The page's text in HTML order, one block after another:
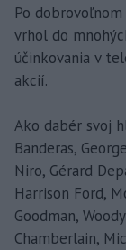
Po
vrhol do
účinkovania v
akcií.
Ako dabér svoj
Banderas,
Niro, Gérard
Harrison Ford,
Goodman,
Chamberlain,